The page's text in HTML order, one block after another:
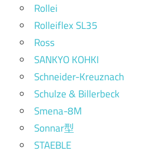
Rollei
Rolleiflex SL35
Ross
SANKYO KOHKI
Schneider-Kreuznach
Schulze & Billerbeck
Smena-8M
Sonnar型
STAEBLE